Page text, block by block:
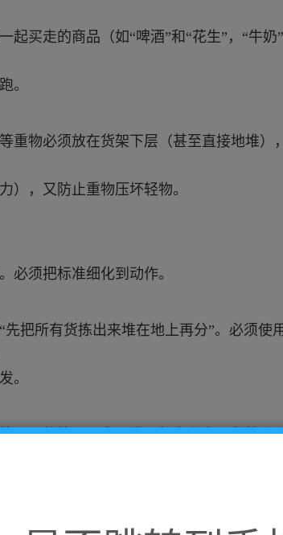
起买走的商品（如“啤酒”和“花生”，“牛
。
重物必须放在货架下层（甚至直接地堆）
），又防止重物压坏轻物。
必须把标准细化到动作。
把所有货拣出来堆在地上再分”。必须使
。
（尾数箱）最容易乱。规定所有尾数箱必